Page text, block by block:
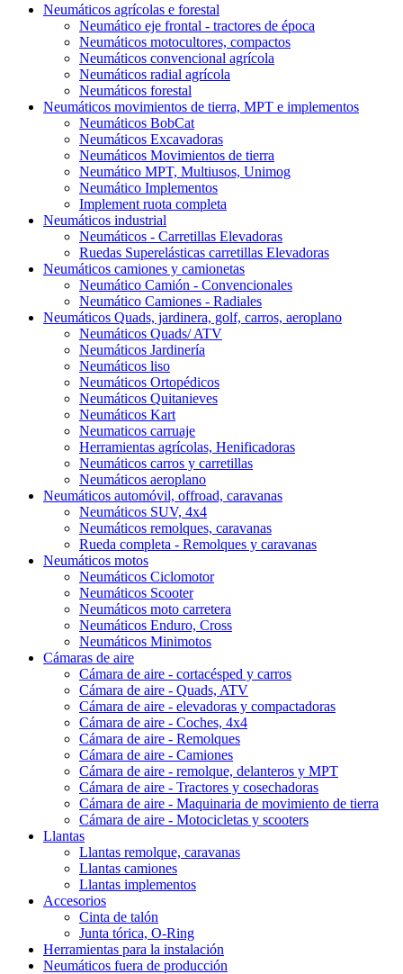
Neumáticos agrícolas e forestal
Neumático eje frontal - tractores de época
Neumáticos motocultores, compactos
Neumáticos convencional agrícola
Neumáticos radial agrícola
Neumáticos forestal
Neumáticos movimientos de tierra, MPT e implementos
Neumáticos BobCat
Neumáticos Excavadoras
Neumáticos Movimientos de tierra
Neumático MPT, Multiusos, Unimog
Neumático Implementos
Implement ruota completa
Neumáticos industrial
Neumáticos - Carretillas Elevadoras
Ruedas Superelásticas carretillas Elevadoras
Neumáticos camiones y camionetas
Neumático Camión - Convencionales
Neumático Camiones - Radiales
Neumáticos Quads, jardinera, golf, carros, aeroplano
Neumáticos Quads/ ATV
Neumáticos Jardinería
Neumáticos liso
Neumáticos Ortopédicos
Neumáticos Quitanieves
Neumáticos Kart
Neumaticos carruaje
Herramientas agrícolas, Henificadoras
Neumáticos carros y carretillas
Neumáticos aeroplano
Neumáticos automóvil, offroad, caravanas
Neumáticos SUV, 4x4
Neumáticos remolques, caravanas
Rueda completa - Remolques y caravanas
Neumáticos motos
Neumáticos Ciclomotor
Neumáticos Scooter
Neumáticos moto carretera
Neumáticos Enduro, Cross
Neumáticos Minimotos
Cámaras de aire
Cámara de aire - cortacésped y carros
Cámara de aire - Quads, ATV
Cámara de aire - elevadoras y compactadoras
Cámara de aire - Coches, 4x4
Cámara de aire - Remolques
Cámara de aire - Camiones
Cámara de aire - remolque, delanteros y MPT
Cámara de aire - Tractores y cosechadoras
Cámara de aire - Maquinaria de movimiento de tierra
Cámara de aire - Motocicletas y scooters
Llantas
Llantas remolque, caravanas
Llantas camiones
Llantas implementos
Accesorios
Cinta de talón
Junta tórica, O-Ring
Herramientas para la instalación
Neumáticos fuera de producción